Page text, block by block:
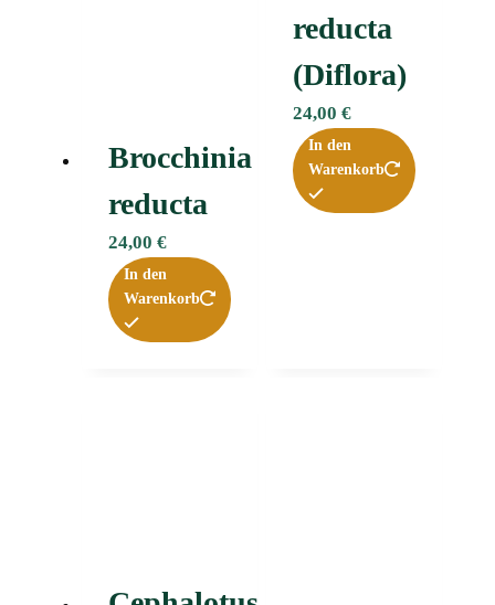
Brocchinia
reducta
24,00 €
In den
Warenkorb
reducta
(Diflora)
24,00 €
In den
Warenkorb